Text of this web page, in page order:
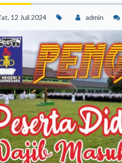
12 Juli 2024 admin